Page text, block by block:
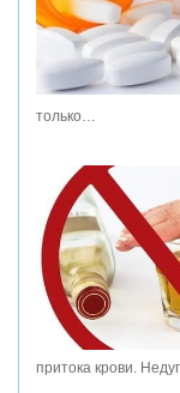
только…
притока крови.